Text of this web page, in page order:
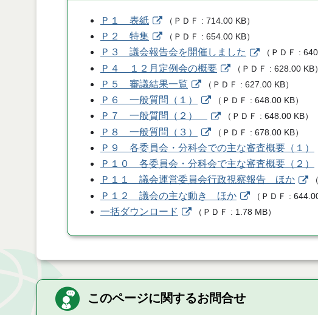
Ｐ１ 表紙 （ ＰＤＦ 714.00 KB）
Ｐ２ 特集 （ ＰＤＦ 654.00 KB）
Ｐ３ 議会報告会を開催しました （ ＰＤＦ
Ｐ４ １２月定例会の概要 （ ＰＤＦ 628.00 KB）
Ｐ５ 審議結果一覧 （ ＰＤＦ 627.00 KB）
Ｐ６ 一般質問（１） （ ＰＤＦ 648.00 KB）
Ｐ７ 一般質問（２） （ ＰＤＦ 648.00 KB）
Ｐ８ 一般質問（３） （ ＰＤＦ 678.00 KB）
Ｐ９ 各委員会・分科会での主な審査概要（１）
Ｐ１０ 各委員会・分科会で主な審査概要（２）
Ｐ１１ 議会運営委員会行政視察報告 ほか （
Ｐ１２ 議会の主な動き ほか （ ＰＤＦ
一括ダウンロード （ ＰＤＦ 1.78 MB）
このページに関するお問合せ